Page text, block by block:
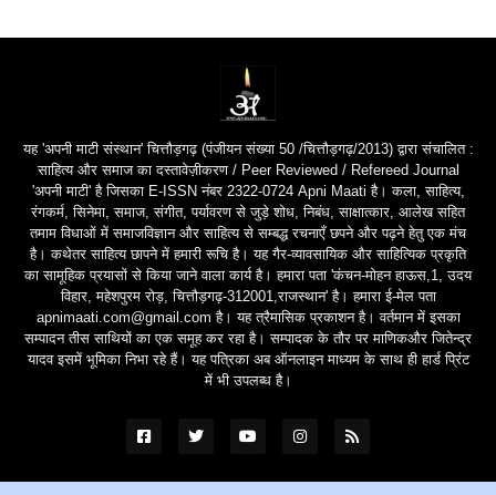
यह 'अपनी माटी संस्थान' चित्तौड़गढ़ (पंजीयन संख्या 50 /चित्तौड़गढ़/2013) द्वारा संचालित :
साहित्य और समाज का दस्तावेज़ीकरण / Peer Reviewed / Refereed Journal
'अपनी माटी' है जिसका E-ISSN नंबर 2322-0724 Apni Maati है। कला, साहित्य,
रंगकर्म, सिनेमा, समाज, संगीत, पर्यावरण से जुड़े शोध, निबंध, साक्षात्कार, आलेख सहित
तमाम विधाओं में समाजविज्ञान और साहित्य से सम्बद्ध रचनाएँ छपने और पढ़ने हेतु एक मंच
है। कथेतर साहित्य छापने में हमारी रूचि है। यह गैर-व्यावसायिक और साहित्यिक प्रकृति
का सामूहिक प्रयासों से किया जाने वाला कार्य है। हमारा पता 'कंचन-मोहन हाऊस,1, उदय
विहार, महेशपुरम रोड़, चित्तौड़गढ़-312001,राजस्थान' है। हमारा ई-मेल पता
apnimaati.com@gmail.com है। यह त्रैमासिक प्रकाशन है। वर्तमान में इसका
सम्पादन तीस साथियों का एक समूह कर रहा है। सम्पादक के तौर पर माणिकऔर जितेन्द्र
यादव इसमें भूमिका निभा रहे हैं। यह पत्रिका अब ऑनलाइन माध्यम के साथ ही हार्ड प्रिंट
में भी उपलब्ध है।